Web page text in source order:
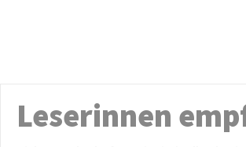
Leserinnen